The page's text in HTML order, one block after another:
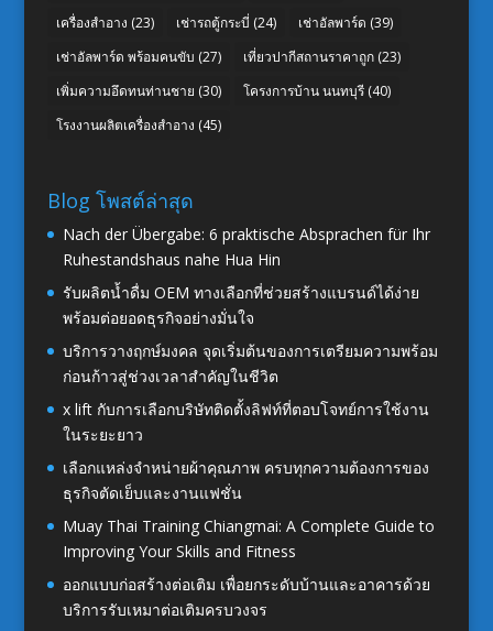
เครื่องสำอาง (23) เช่ารถตู้กระบี่ (24) เช่าอัลพาร์ด (39)
เช่าอัลพาร์ด พร้อมคนขับ (27) เที่ยวปากีสถานราคาถูก(23)
เพิ่มความอึดทนท่านชาย (30) โครงการบ้าน นนทบุรี(40)
โรงงานผลิตเครื่องสำอาง (45)
Blog โพสต์ล่าสุด
Nach der Übergabe: 6 praktische Absprachen für Ihr
Ruhestandshaus nahe Hua Hin
รับผลิตน้ำดื่ม OEM ทางเลือกที่ช่วยสร้างแบรนด์ได้ง่าย
พร้อมต่อยอดธุรกิจอย่างมั่นใจ
บริการวางฤกษ์มงคล จุดเริ่มต้นของการเตรียมความพร้อม
ก่อนก้าวสู่ช่วงเวลาสำคัญในชีวิต
x lift กับการเลือกบริษัทติดตั้งลิฟท์ที่ตอบโจทย์การใช้งาน
ในระยะยาว
เลือกแหล่งจำหน่ายผ้าคุณภาพ ครบทุกความต้องการของ
ธุรกิจตัดเย็บและงานแฟชั่น
Muay Thai Training Chiangmai: A Complete Guide to
Improving Your Skills and Fitness
ออกแบบก่อสร้างต่อเติม เพื่อยกระดับบ้านและอาคารด้วย
บริการรับเหมาต่อเติมครบวงจร